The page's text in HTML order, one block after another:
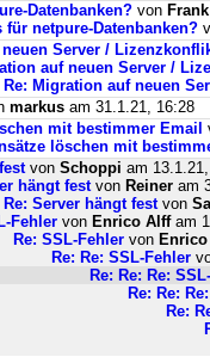
Datenbanken? von
für netpure-Datenbanken?
Server /
auf neuen Server /
Re: Migration auf neuen
markus am 31.1.21, 16:28
mit bestimmer Email
löschen mit
von Schoppi am
hängt festvon Reiner am
Re: Server hängt festvon
Fehler von Enrico Alffam
Re: SSL-Fehler von
Re: Re: SSL-Fehler
Re: Re: Re:
Re: Re:
Re: